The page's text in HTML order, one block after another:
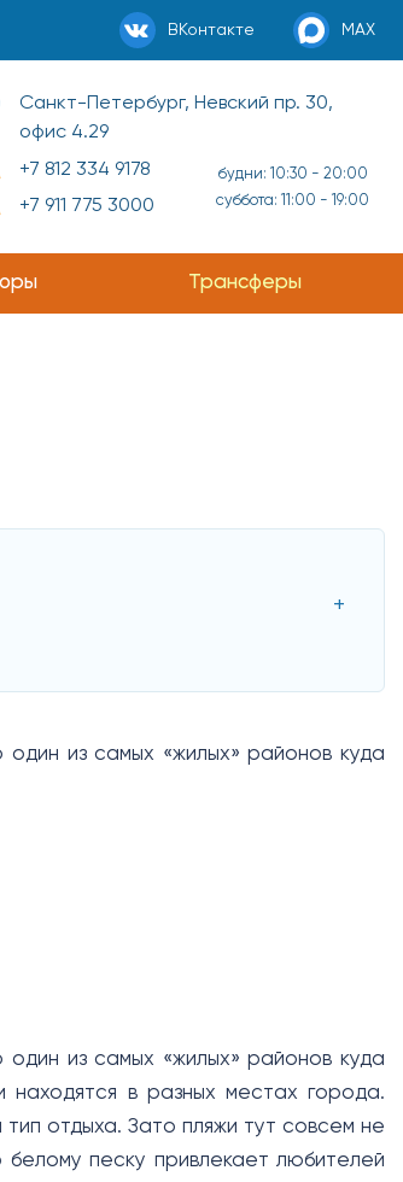
ВКонтакте MAX
Санкт-Петербург, Невский пр. 30,
офис 4.29
+7 812 334 9178
+7 911 775 3000
будни: 10:30 - 20:00
суббота: 11:00 - 19:00
Трансферы
из самых «жилых» районов куда
из самых «жилых» районов куда
в разных местах города.
отдыха. Зато пляжи тут совсем не
песку привлекает любителей